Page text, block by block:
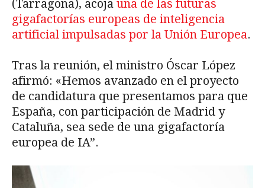
(Tarragona), acoja una de las futuras
gigafactorías europeas de inteligencia
artificial impulsadas por la Unión Europea.
Tras la reunión, el ministro Óscar López
afirmó: «Hemos avanzado en el proyecto
de candidatura que presentamos para que
España, con participación de Madrid y
Cataluña, sea sede de una gigafactoría
europea de IA”.